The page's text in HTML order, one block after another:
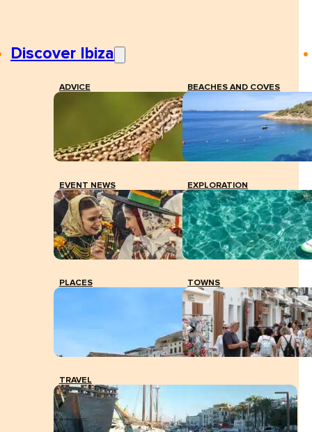
Discover Ibiza
ADVICE BEACHES AND COVES
EVENT NEWS EXPLORATION
PLACES TOWNS
TRAVEL